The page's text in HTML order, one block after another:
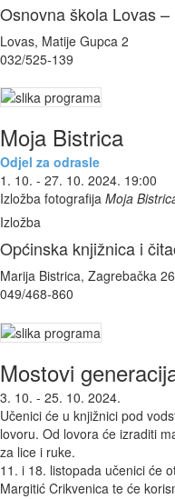
Osnovna škola Lovas
Lovas, Matije Gupca 2
032/525-139
Moja Bistrica
Odjel za odrasle
1. 10. - 27. 10. 2024. 19:00
Izložba fotografija Moja
Izložba
Općinska knjižnica i
Marija Bistrica, Zagrebačka 26
049/468-860
Mostovi
3. 10. - 25. 10. 2024.
Učenici će u knjižnici pod
lovoru. Od lovora će izraditi
za lice i ruke.
11. i 18. listopada učenici će
Margitić Crikvenica te će